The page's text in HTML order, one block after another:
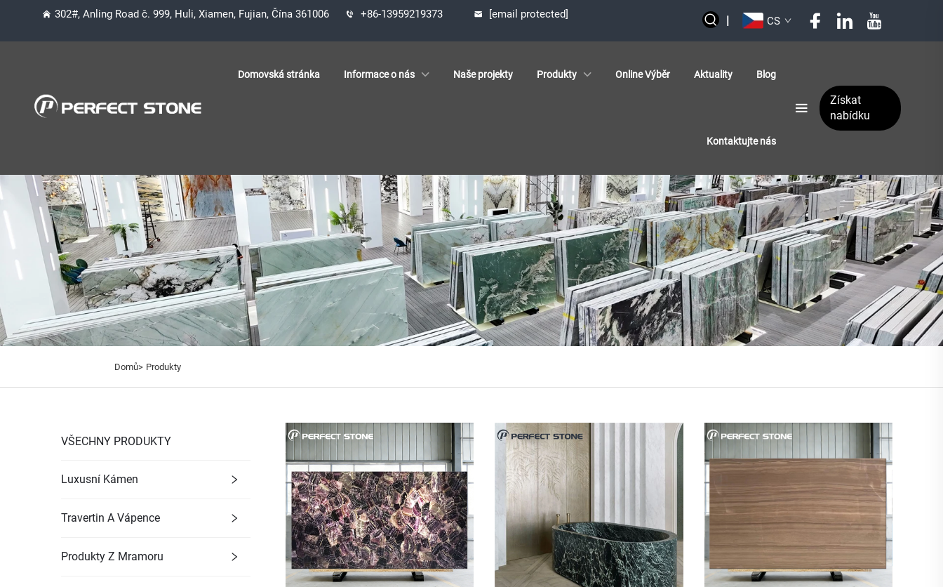
302#, Anling Road č. 999, Huli, Xiamen, Fujian, Čína 361006 +86-13959219373 [email protected] | CS
Domovská stránka Informace o nás Naše projekty Produkty Online Výběr Aktuality Blog
Kontaktujte nás
Získat
nabídku
Domů> Produkty
VŠECHNY PRODUKTY
Luxusní Kámen
Travertin A Vápence
Produkty Z Mramoru